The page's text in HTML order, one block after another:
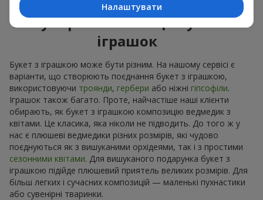
Популярні комбінації букетів і
іграшок
Букет з іграшкою може бути різним. На нашому сервісі є
варіанти, що створюють поєднання букет з іграшкою,
використовуючи троянди, гербери або ніжні гіпсофіли.
Іграшок також багато. Проте, найчастіше наші клієнти
обирають, як букет з іграшкою композицію ведмедик з
квітами. Це класика, яка ніколи не підводить. До того ж у
нас є плюшеві ведмедики різних розмірів, які чудово
поєднуються як з вишуканими орхідеями, так і з простими
сезонними квітами. Для вишуканого подарунка букет з
іграшкою підійде плюшевий приятель великих розмірів. Для
більш легких і сучасних композицій — маленькі пухнастики
або сувенірні тваринки.
Налаштувати